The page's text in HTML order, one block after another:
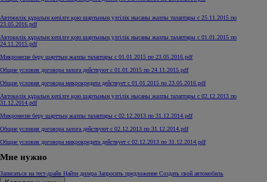
Автокөлік құралын кепілге қою шартының үлгілік нысаны жалпы талаптары c 25.11.2015 по
23.05.2016.pdf
Автокөлік құралын кепілге қою шартының үлгілік нысаны жалпы талаптары c 01.01.2015 по
24.11.2015.pdf
Микронесие беру шарттың жалпы талаптары с 01.01.2015 по 23.05.2016.pdf
Общие условия договора залога действуют с 01.01.2015 по 24.11.2015.pdf
Общие условия договора микрокредита действует с 01.01.2015 по 23.05.2016.pdf
Автокөлік құралын кепілге қою шартының үлгілік нысаны жалпы талаптары c 02.12.2013 по
31.12.2014.pdf
Микронесие беру шарттың жалпы талаптары с 02.12.2013 по 31.12.2014.pdf
Общие условия договора залога действуют с 02.12.2013 по 31.12.2014.pdf
Общие условия договора микрокредита действует с 02.12.2013 по 31.12.2014.pdf
Мне нужно
Записаться на тест-драйв Найти дилера Запросить предложение Создать свой автомобиль